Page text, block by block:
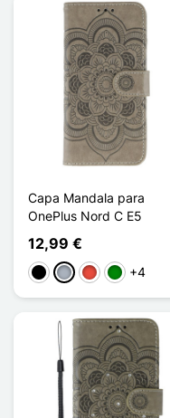
Capa Mandala para
OnePlus Nord C E5
12,99 €
PretoCinzentoVermelho
Verde
+4